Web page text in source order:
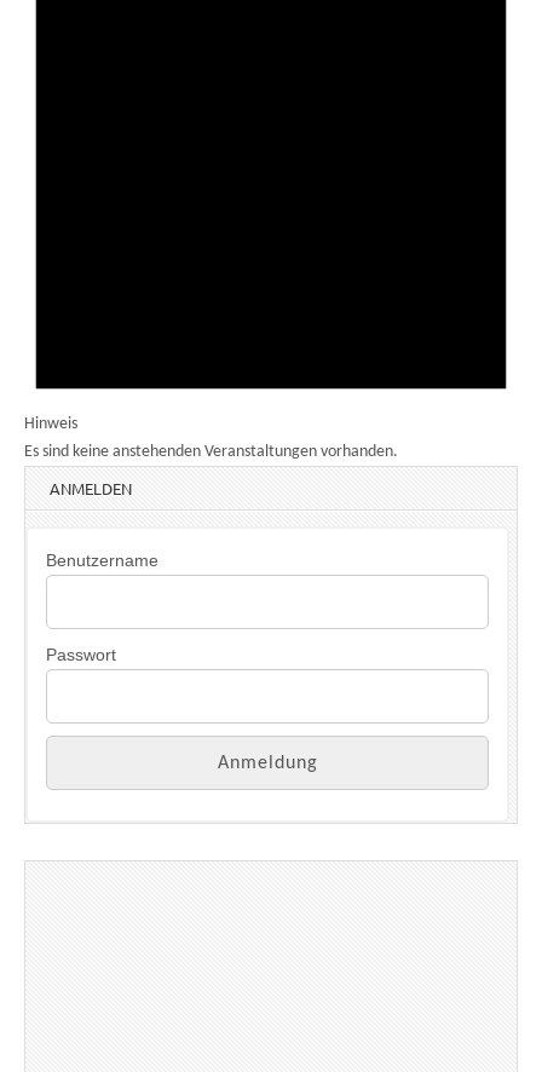
Hinweis
Es sind keine anstehenden Veranstaltungen vorhanden.
ANMELDEN
Benutzername
Passwort